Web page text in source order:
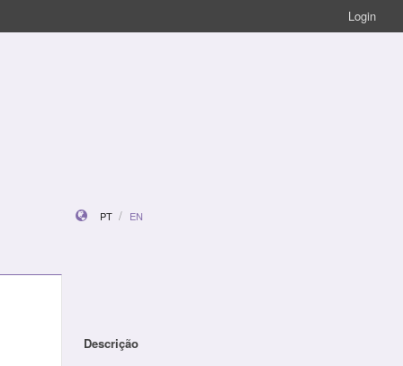
Login
PT EN
Descrição